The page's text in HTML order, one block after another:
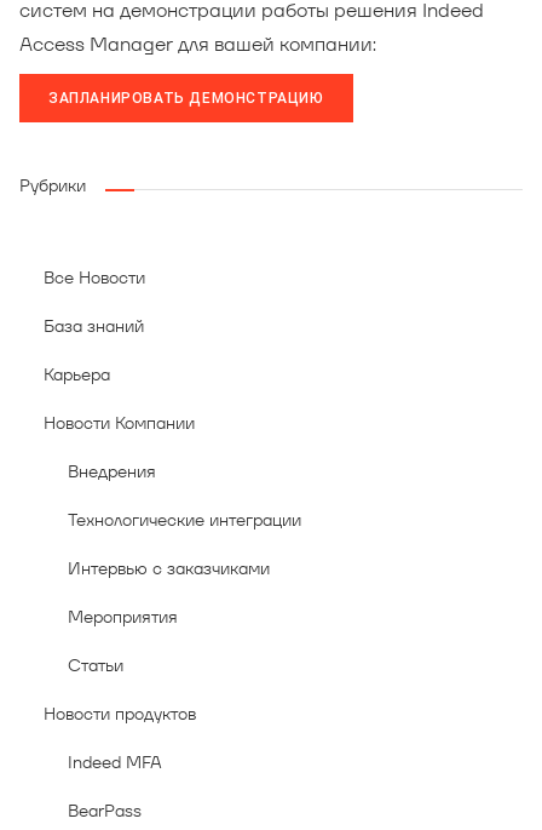
систем на демонстрации работы решения Indeed
Access Manager для вашей компании:
ЗАПЛАНИРОВАТЬ ДЕМОНСТРАЦИЮ
Рубрики
Все Новости
База знаний
Карьера
Новости Компании
Внедрения
Технологические интеграции
Интервью с заказчиками
Мероприятия
Статьи
Новости продуктов
Indeed MFA
BearPass